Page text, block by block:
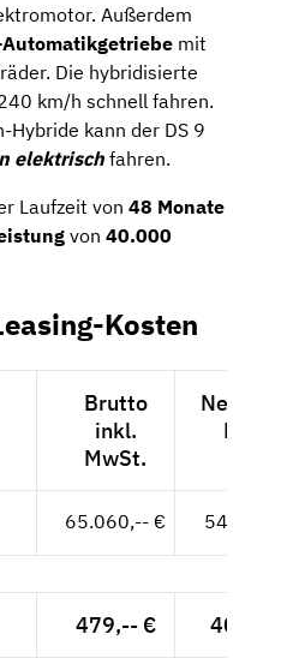
Außerdem
mit
Die hybridisierte
km/h schnell fahren.
Hybride kann der DS 9
elektrisch fahren.
Laufzeit von 48 Monate
von 40.000
Kosten
Brutto
inkl.
MwSt.
Netto
65.060,-- €
479,-- €